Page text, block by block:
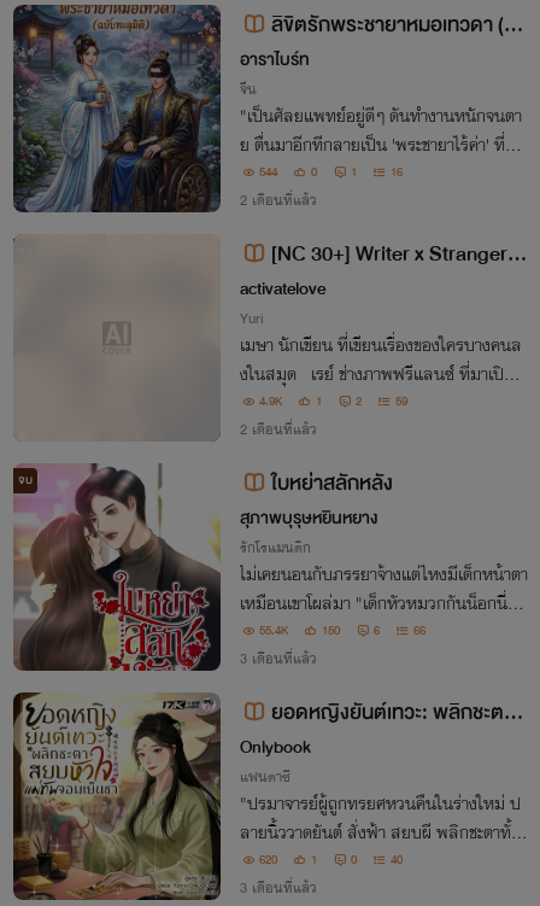
ลิขิตรักพระชายาหมอเทวดา (ฉบั
บทะลุมิติ)
อาราไบร์ท
จีน
"เป็นศัลยแพทย์อยู่ดีๆ ดันทำงานหนักจนตา
ย ตื่นมาอีกทีกลายเป็น 'พระชายาไร้ค่า' ที่ถูก
ส่งมาแต่งงานแก้เคล็ดให้กับ 'ท่านอ๋องขาพิก
าร' ที่ทั้งโหดเหี้ยมและตาบอด!คนในจวนรังแ
544 0 1 16
2 เดือนที่แล้ว
[NC 30+] Writer x Stranger เร
ย์อ่าน เมษาเขียน
activatelove
Yuri
เมษา นักเขียน ที่เขียนเรื่องของใครบางคนล
งในสมุด เรย์ ช่างภาพฟรีแลนซ์ ที่มาเปิดอ่
านมันเข้าโดยบังเอิญ… แล้วดันเห็นตัวเองอ
ยู่ในนั้น ✍️ ระยะห่างใบหน้าของทั้งคู่เหลื
อเพียงลมหายใจคั่นกลาง ริมฝีปากแตะกัน
4.9K 1 2 59
2 เดือนที่แล้ว
จบ ใบหย่าสลักหลัง
สุภาพบุรุษหยินหยาง
รักโรแมนติก
ไม่เคยนอนกับภรรยาจ้างแต่ไหงมีเด็กหน้าตา
เหมือนเขาโผล่มา "เด็กหัวหมวกกันน็อกนี่ใค
ร?"55.4K 150 6 66
3 เดือนที่แล้ว
ยอดหญิงยันต์เทวะ: พลิกชะตาส
ยบหัวใจแม่ทัพจอมเย็นชา
Onlybook
แฟนตาซี
"ปรมาจารย์ผู้ถูกทรยศหวนคืนในร่างใหม่ ป
ลายนิ้ววาดยันต์ สั่งฟ้า สยบผี พลิกชะตาทั้งเ
มือง ครั้งนี้นางจะล้างแค้นให้สิ้นซาก ต่อให้แ
ม่ทัพผู้เย็นชาจะคอยจับตาดูอยู่ทุกฝีก้าวก็ตา
620 1 0 40
3 เดือนที่แล้ว